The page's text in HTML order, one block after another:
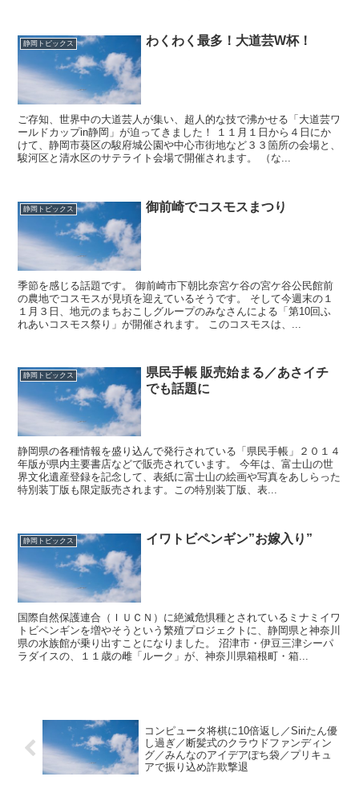
静岡トピックス わくわく最多！大道芸W杯！
ご存知、世界中の大道芸人が集い、超人的な技で沸かせる「大道芸ワ
ールドカップin静岡」が迫ってきました！ １１月１日から４日にか
けて、静岡市葵区の駿府城公園や中心市街地など３３箇所の会場と、
駿河区と清水区のサテライト会場で開催されます。 （な...
静岡トピックス 御前崎でコスモスまつり
季節を感じる話題です。 御前崎市下朝比奈宮ケ谷の宮ケ谷公民館前
の農地でコスモスが見頃を迎えているそうです。 そして今週末の１
１月３日、地元のまちおこしグループのみなさんによる「第10回ふ
れあいコスモス祭り」が開催されます。 このコスモスは、...
静岡トピックス
県民手帳 販売始まる／あさイチ
でも話題に
静岡県の各種情報を盛り込んで発行されている「県民手帳」２０１４
年版が県内主要書店などで販売されています。 今年は、富士山の世
界文化遺産登録を記念して、表紙に富士山の絵画や写真をあしらった
特別装丁版も限定販売されます。この特別装丁版、表...
静岡トピックス イワトビペンギン”お嫁入り”
国際自然保護連合（ＩＵＣＮ）に絶滅危惧種とされているミナミイワ
トビペンギンを増やそうという繁殖プロジェクトに、静岡県と神奈川
県の水族館が乗り出すことになりました。 沼津市・伊豆三津シーパ
ラダイスの、１１歳の雌「ルーク」が、神奈川県箱根町・箱...
コンピュータ将棋に10倍返し／Siriたん優
し過ぎ／断髪式のクラウドファンディン
グ／みんなのアイデアぽち袋／プリキュ
アで振り込め詐欺撃退